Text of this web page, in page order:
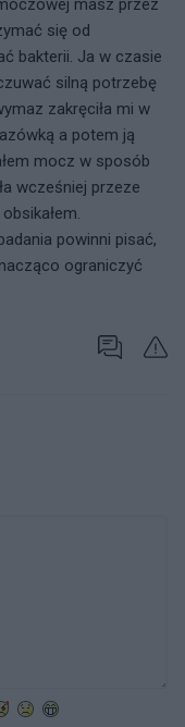
masz przez
się od
bakterii. Ja w czasie
silną potrzebę
zakręciła mi w
a potem ją
mocz w sposób
wcześniej przeze
powinni pisać,
ograniczyć